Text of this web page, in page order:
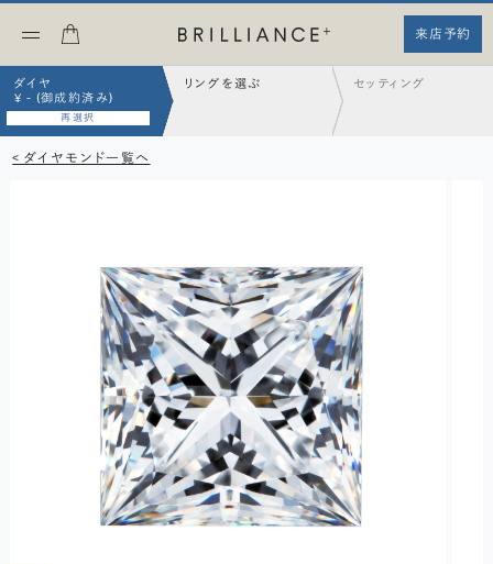
来店予約
ダイヤ
¥ - (御成約済み)
再選択
リングを選ぶ セッティング
< ダイヤモンド一覧へ